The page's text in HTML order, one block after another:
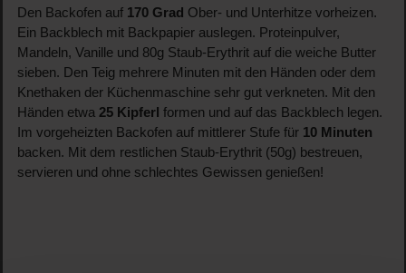
Den Backofen auf 170 Grad Ober- und Unterhitze vorheizen.
Ein Backblech mit Backpapier auslegen. Proteinpulver,
Mandeln, Vanille und 80g Staub-Erythrit auf die weiche Butter
sieben. Den Teig mehrere Minuten mit den Händen oder dem
Knethaken der Küchenmaschine sehr gut verkneten. Mit den
Händen etwa 25 Kipferl formen und auf das Backblech legen.
Im vorgeheizten Backofen auf mittlerer Stufe für 10 Minuten
backen. Mit dem restlichen Staub-Erythrit (50g) bestreuen,
servieren und ohne schlechtes Gewissen genießen!